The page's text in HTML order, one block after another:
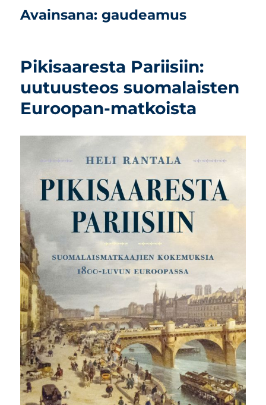
Avainsana:gaudeamus
Pikisaaresta Pariisiin:
uutuusteos suomalaisten
Euroopan-matkoista